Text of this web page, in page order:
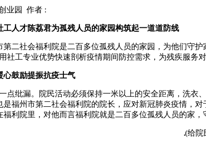
业园 作者 :
人才陈荔君为孤残人员的家园构筑起一道道防线
二社会福利院是二百多位孤残人员的家园，为他们守
社工专业优势快速剖析疫情期间防控需求，为残疾服务
心鼓励提振抗疫士气
点纰漏。院民活动必须保持一米以上的安全距离，洗
福州市第二社会福利院的院长，应对新冠肺炎疫情，
利院里，对他而言福利院就是二百多位孤残人员的家，
(给院